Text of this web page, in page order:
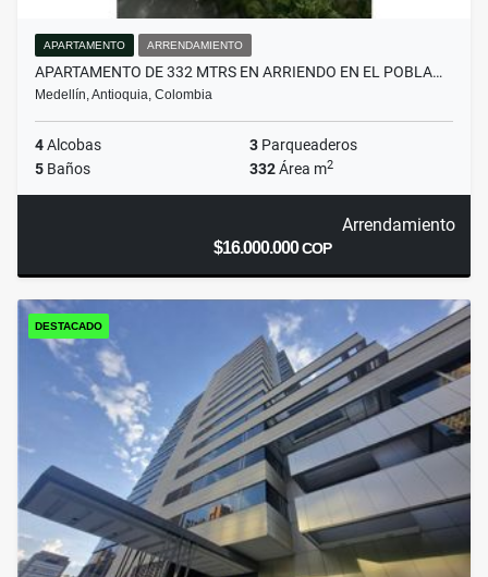
APARTAMENTO ARRENDAMIENTO
APARTAMENTO DE 332 MTRS EN ARRIENDO EN EL POBLA…
Medellín, Antioquia, Colombia
4Alcobas 3 Parqueaderos
5 Baños 332Área m2
Arrendamiento
$16.000.000COP
DESTACADO